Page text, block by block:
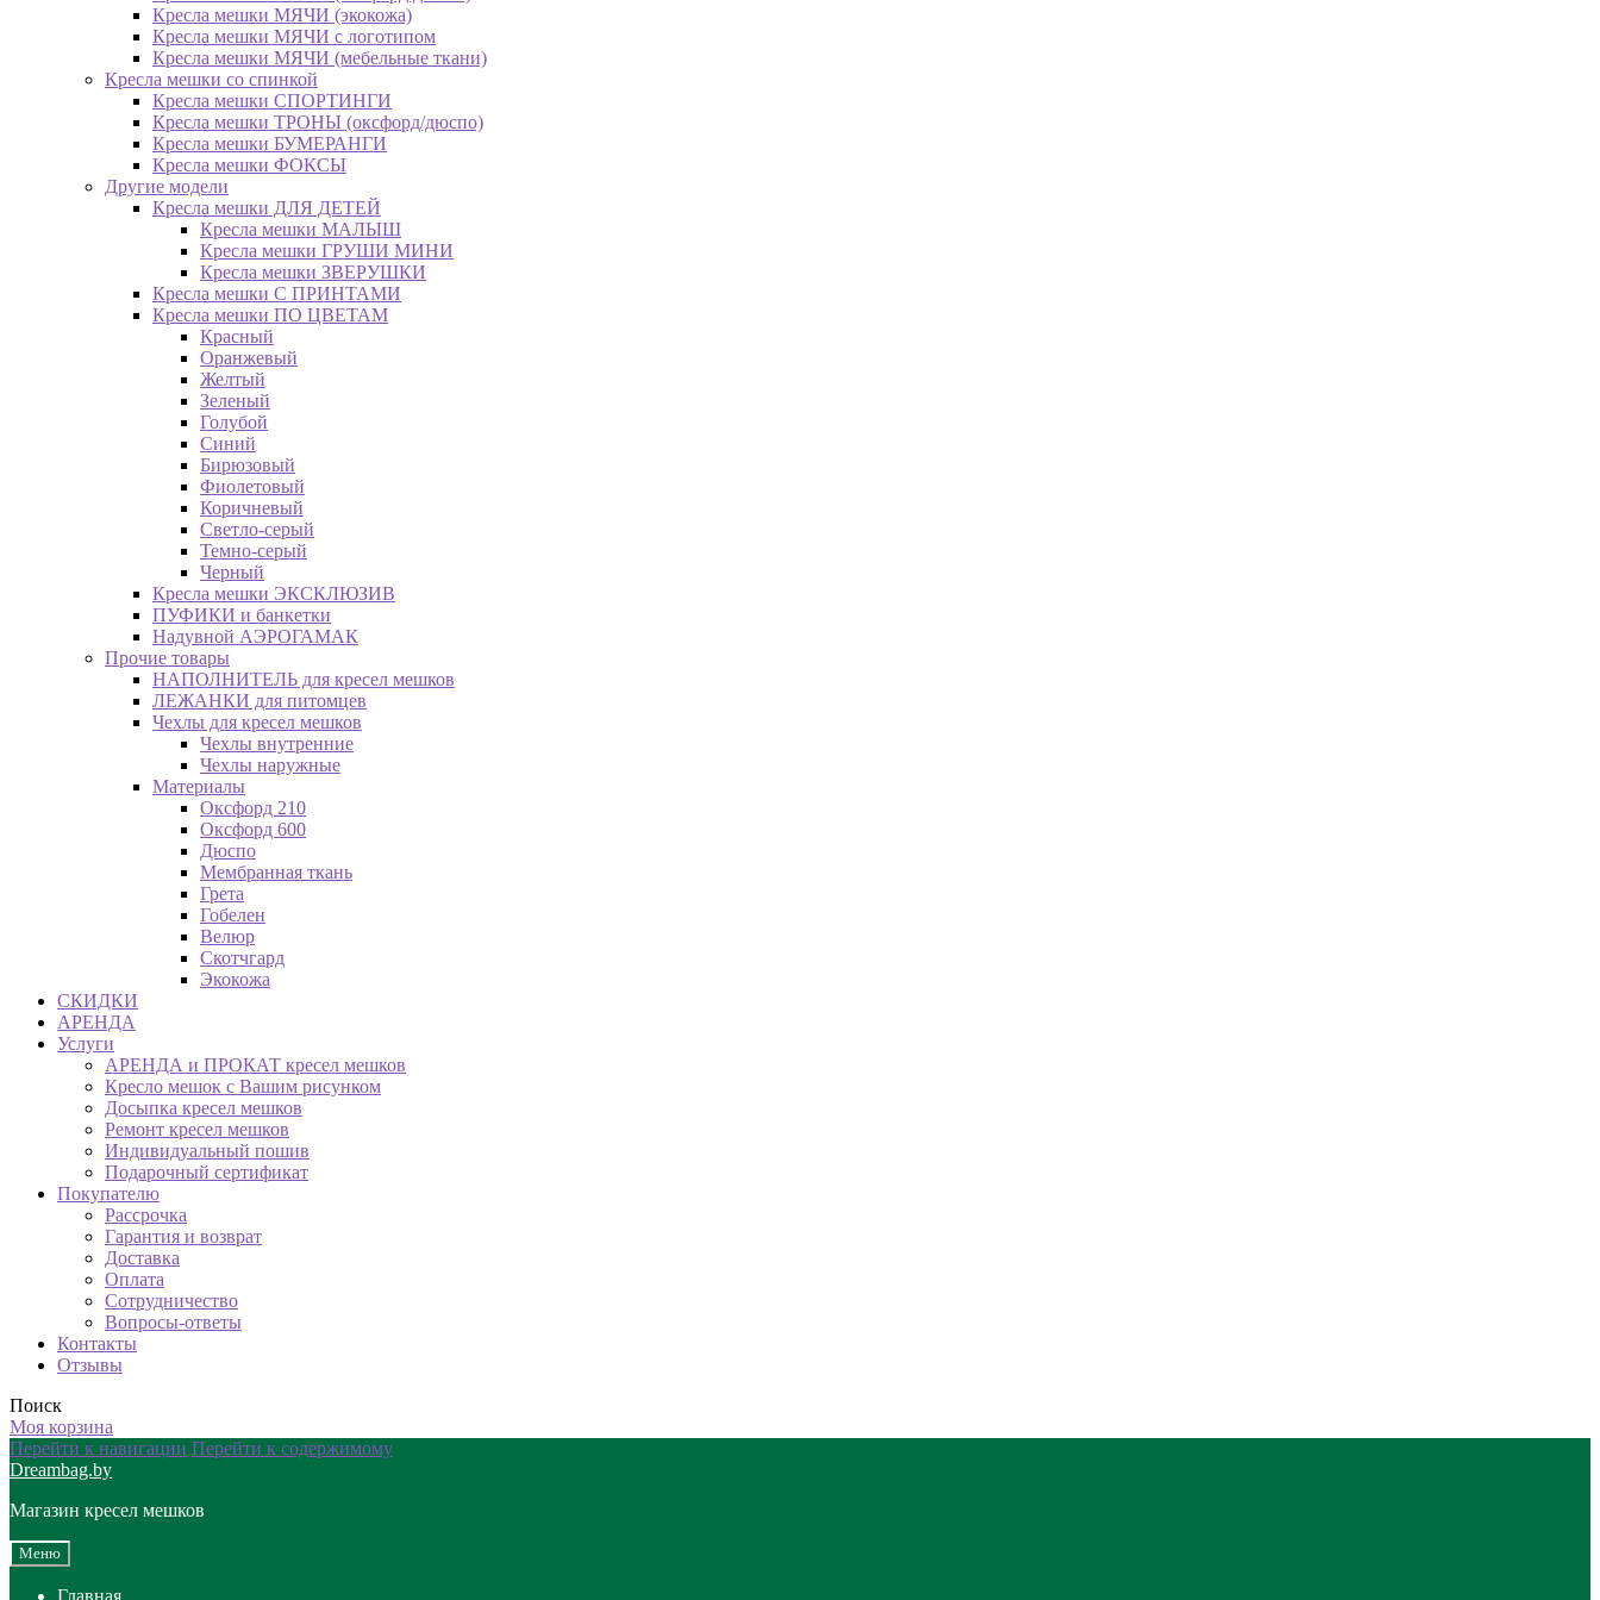
Кресла мешки МЯЧИ (экокожа)
Кресла мешки МЯЧИ с логотипом
Кресла мешки МЯЧИ (мебельные ткани)
Кресла мешки со спинкой
Кресла мешки СПОРТИНГИ
Кресла мешки ТРОНЫ (оксфорд/дюспо)
Кресла мешки БУМЕРАНГИ
Кресла мешки ФОКСЫ
Другие модели
Кресла мешки ДЛЯ ДЕТЕЙ
Кресла мешки МАЛЫШ
Кресла мешки ГРУШИ МИНИ
Кресла мешки ЗВЕРУШКИ
Кресла мешки С ПРИНТАМИ
Кресла мешки ПО ЦВЕТАМ
Красный
Оранжевый
Желтый
Зеленый
Голубой
Синий
Бирюзовый
Фиолетовый
Коричневый
Светло-серый
Темно-серый
Черный
Кресла мешки ЭКСКЛЮЗИВ
ПУФИКИ и банкетки
Надувной АЭРОГАМАК
Прочие товары
НАПОЛНИТЕЛЬ для кресел мешков
ЛЕЖАНКИ для питомцев
Чехлы для кресел мешков
Чехлы внутренние
Чехлы наружные
Материалы
Оксфорд 210
Оксфорд 600
Дюспо
Мембранная ткань
Грета
Гобелен
Велюр
Скотчгард
Экокожа
СКИДКИ
АРЕНДА
Услуги
АРЕНДА и ПРОКАТ кресел мешков
Кресло мешок с Вашим рисунком
Досыпка кресел мешков
Ремонт кресел мешков
Индивидуальный пошив
Подарочный сертификат
Покупателю
Рассрочка
Гарантия и возврат
Доставка
Оплата
Сотрудничество
Вопросы-ответы
Контакты
Отзывы
Поиск
Моя корзина
Перейти к навигации Перейти к содержимому
Dreambag.by
Магазин кресел мешков
Меню
Главная